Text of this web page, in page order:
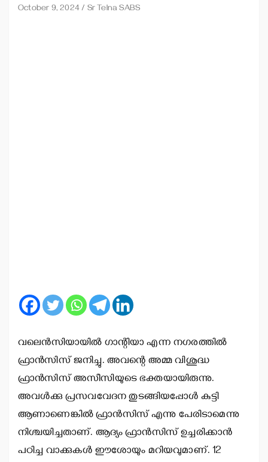
October 9, 2024 Sr Telna SABS
വലെന്‍സിയായില്‍ ഗാന്റിയാ എന്ന നഗരത്തില്‍
ഫ്രാന്‍സിസ് ജനിച്ചു. അവന്റെ അമ്മ വിശുദ്ധ
ഫ്രാന്‍സിസ് അസീസിയുടെ ഭക്തയായിരുന്നു.
അവള്‍ക്കു പ്രസവവേദന തുടങ്ങിയപ്പോള്‍ കുട്ടി
ആണാണെങ്കില്‍ ഫ്രാന്‍സിസ് എന്നു പേരിടാമെന്നു
നിശ്ചയിച്ചതാണ്. ആദ്യം ഫ്രാന്‍സിസ് ഉച്ചരിക്കാന്‍
പഠിച്ച വാക്കുകള്‍ ഈശോയും മറിയവുമാണ്. 12